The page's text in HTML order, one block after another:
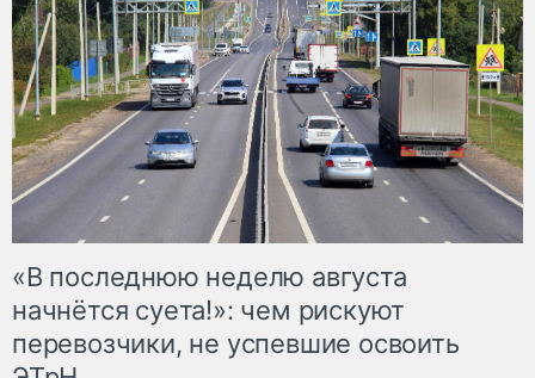
«В последнюю неделю августа
начнётся суета!»: чем рискуют
перевозчики, не успевшие освоить